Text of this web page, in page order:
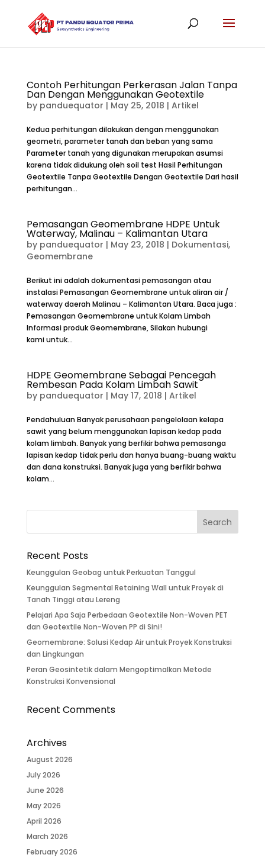
Contoh Perhitungan Perkerasan Jalan Tanpa
Dan Dengan Menggunakan Geotextile
by panduequator | May 25, 2018 | Artikel
Kedua perhitungan dilakukan dengan menggunakan
geometri, parameter tanah dan beban yang sama
Parameter tanah yang digunakan merupakan asumsi
karena tidak didukung oleh soil test Hasil Perhitungan
Geotextile Tanpa Geotextile Dengan Geotextile Dari hasil
perhitungan...
Pemasangan Geomembrane HDPE Untuk
Waterway, Malinau – Kalimantan Utara
by panduequator | May 23, 2018 | Dokumentasi,
Geomembrane
Berikut ini adalah dokumentasi pemasangan atau
instalasi Pemasangan Geomembrane untuk aliran air /
waterway daerah Malinau – Kalimantan Utara. Baca juga :
Pemasangan Geomembrane untuk Kolam Limbah
Informasi produk Geomembrane, Silakan hubungi
kami untuk...
HDPE Geomembrane Sebagai Pencegah
Rembesan Pada Kolam Limbah Sawit
by panduequator | May 17, 2018 | Artikel
Pendahuluan Banyak perusahaan pengelolaan kelapa
sawit yang belum menggunakan lapisan kedap pada
kolam limbah. Banyak yang berfikir bahwa pemasanga
lapisan kedap tidak perlu dan hanya buang-buang waktu
dan dana konstruksi. Banyak juga yang berfikir bahwa
kolam...
Recent Posts
Keunggulan Geobag untuk Perkuatan Tanggul
Keunggulan Segmental Retaining Wall untuk Proyek di
Tanah Tinggi atau Lereng
Pelajari Apa Saja Perbedaan Geotextile Non-Woven PET
dan Geotextile Non-Woven PP di Sini!
Geomembrane: Solusi Kedap Air untuk Proyek Konstruksi
dan Lingkungan
Peran Geosintetik dalam Mengoptimalkan Metode
Konstruksi Konvensional
Recent Comments
Archives
August 2026
July 2026
June 2026
May 2026
April 2026
March 2026
February 2026